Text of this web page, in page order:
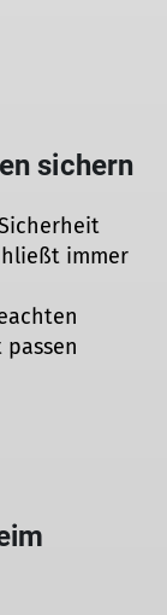
sichern
immer